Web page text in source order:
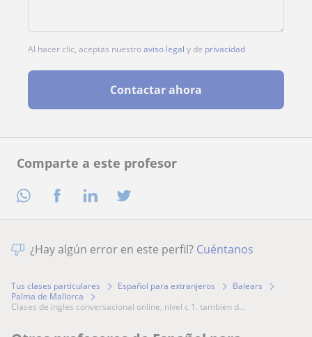
Comparte a este profesor
Al hacer clic, aceptas nuestroaviso legal y de privacidad
Contactar ahora
¿Hay algún error en este perfil? Cuéntanos
Tus clases particulares Español para extranjeros
Balears
Palma de Mallorca
clases de ingles conversacional online, nivel c 1. tambien d...